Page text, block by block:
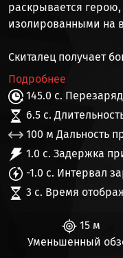
раскрывается
изолированными на
Скиталец получает
Подробнее
145.0 с.
6.5 с.
100 м Дальность
1.0 с. Задержка
-1.0 с. Интервал
3 с. Время
15 м
Уменьшенный